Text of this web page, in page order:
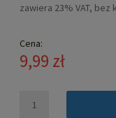
zawiera 23% VAT,
Cena:
9,99 zł